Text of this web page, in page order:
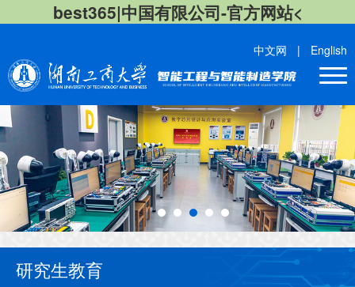
best365|中国有限公司-官方网站<
中文网 | English
研究生教育